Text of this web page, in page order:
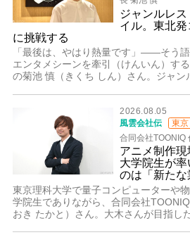
ジャンルレ
イル。東北
に挑戦する
「最後は、やはり熱量です」――そう
エンタメシーンを牽引（けんいん）す
の菊池 慎（きくち しん）さん。ジャン
2026.08.05
風雲会社伝
東京
合同会社TOONIQ
アニメ制作
大学院生が
のは「新たな
東京理科大学で量子コンピューターや
学院生でありながら、合同会社
おき たかと）さん。大木さんが目指し